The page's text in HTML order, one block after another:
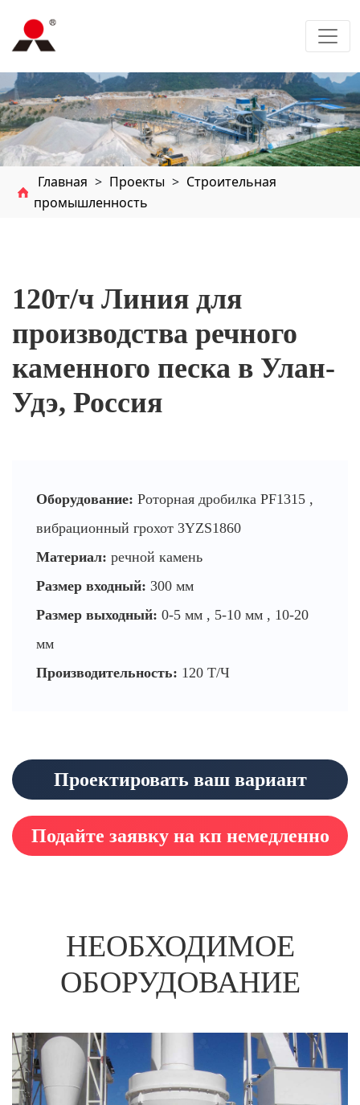
Главная > Проекты > Строительная
промышленность
120т/ч Линия для
производства речного
каменного песка в Улан-
Удэ, Россия
Оборудование: Роторная дробилка PF1315 ,
вибрационный грохот 3YZS1860
Материал: речной камень
Размер входный: 300 мм
Размер выходный: 0-5 мм , 5-10 мм , 10-20
мм
Производительность: 120 Т/Ч
Проектировать ваш вариант
Подайте заявку на кп немедленно
НЕОБХОДИМОЕ
ОБОРУДОВАНИЕ